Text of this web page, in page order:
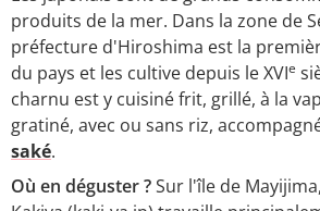
produits de la mer. Dans la zone de
préfecture d'Hiroshima est la
du pays et les cultive depuis le XVIe
charnu est y cuisiné frit, grillé, à la
gratiné, avec ou sans riz,
saké.
Où en déguster ?Sur l'île de